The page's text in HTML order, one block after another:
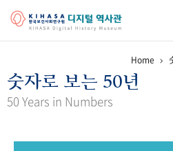
걸어온 길 기관 변천사 역대 기
Home
숫자로 보는 50년
50 Years in Numbers